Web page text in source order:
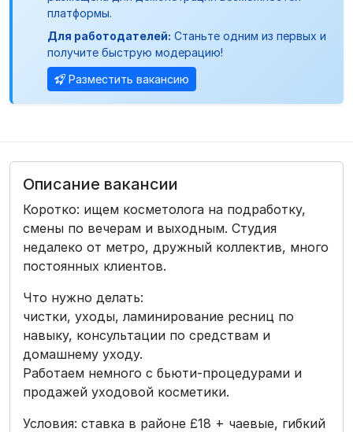
платформы.
Для работодателей: Станьте одним из первых и
получите быструю модерацию!
Разместить вакансию
Описание вакансии
Коротко: ищем косметолога на подработку,
смены по вечерам и выходным. Студия
недалеко от метро, дружный коллектив, много
постоянных клиентов.
Что нужно делать:
чистки, уходы, ламинирование ресниц по
навыку, консультации по средствам и
домашнему уходу.
Работаем немного с бьюти-процедурами и
продажей уходовой косметики.
Условия: ставка в районе £18 + чаевые, гибкий